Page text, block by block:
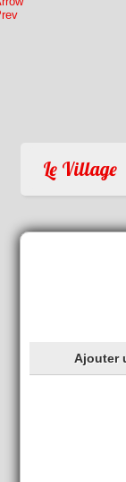
Le Village
Ajouter